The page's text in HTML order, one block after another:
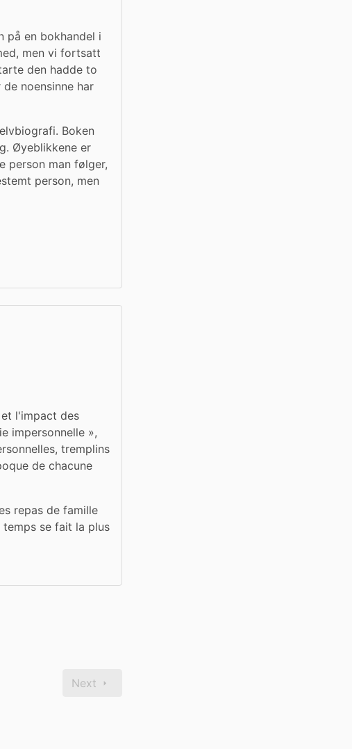
på en bokhandel i
men vi fortsatt
den hadde to
noensinne har
Boken
Øyeblikkene er
person man følger,
person, men
l'impact des
impersonnelle »,
tremplins
de chacune
repas de famille
se fait la plus
Next